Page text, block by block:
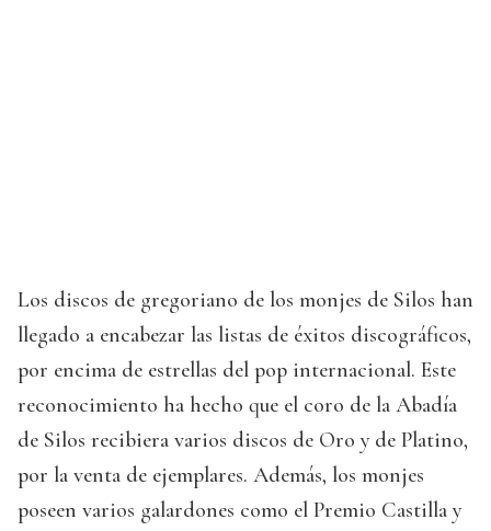
Los discos de gregoriano de los monjes de Silos han
llegado a encabezar las listas de éxitos discográficos,
por encima de estrellas del pop internacional. Este
reconocimiento ha hecho que el coro de la Abadía
de Silos recibiera varios discos de Oro y de Platino,
por la venta de ejemplares. Además, los monjes
poseen varios galardones como el Premio Castilla y